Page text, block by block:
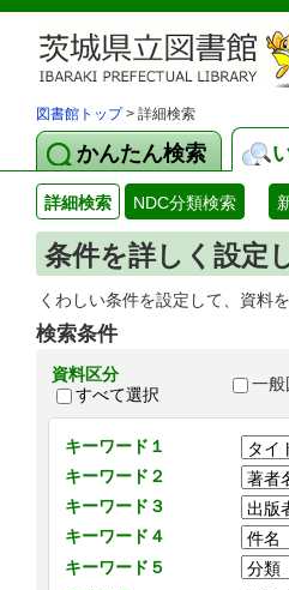
図書館トップ> 詳細検索
かんたん検索
詳細検索 NDC分類検索
条件を詳しく設定
くわしい条件を設定して、資料
検索条件
資料区分
すべて選択
一般
キーワード１
キーワード２
キーワード３
キーワード４
キーワード５